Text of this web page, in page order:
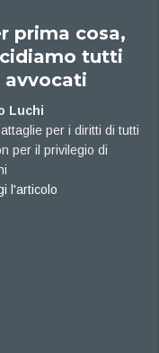
prima cosa,
tutti
avvocati
Luchi
per i diritti di tutti
per il privilegio di
l'articolo